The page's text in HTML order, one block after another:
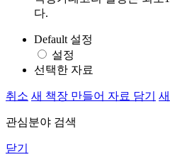
다.
Default 설정
설정
선택한 자료
취소 새 책장 만들어 자료 담기
관심분야 검색
닫기